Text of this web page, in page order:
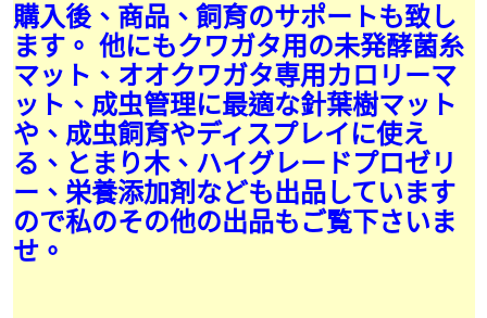
購入後、商品、飼育のサポートも致し
ます。 他にもクワガタ用の未発酵菌糸
マット、オオクワガタ専用カロリーマ
ット、成虫管理に最適な針葉樹マット
や、成虫飼育やディスプレイに使え
る、とまり木、ハイグレードプロゼリ
ー、栄養添加剤なども出品しています
ので私のその他の出品もご覧下さいま
せ。